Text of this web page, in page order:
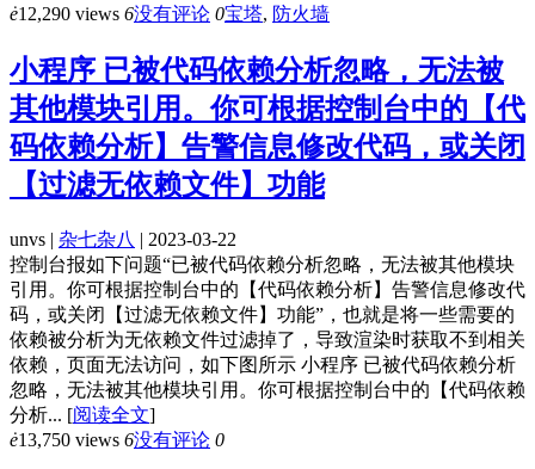
ė12,290 views 6没有评论 0宝塔, 防火墙
小程序 已被代码依赖分析忽略，无法被
其他模块引用。你可根据控制台中的【代
码依赖分析】告警信息修改代码，或关闭
【过滤无依赖文件】功能
unvs | 杂七杂八 | 2023-03-22
控制台报如下问题“已被代码依赖分析忽略，无法被其他模块
引用。你可根据控制台中的【代码依赖分析】告警信息修改代
码，或关闭【过滤无依赖文件】功能”，也就是将一些需要的
依赖被分析为无依赖文件过滤掉了，导致渲染时获取不到相关
依赖，页面无法访问，如下图所示 小程序 已被代码依赖分析
忽略，无法被其他模块引用。你可根据控制台中的【代码依赖
分析... [阅读全文]
ė13,750 views 6没有评论 0